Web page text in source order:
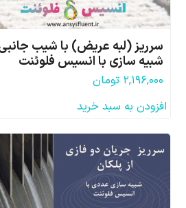
سرریز (لبه عریض) با شیب
شبیه سازی با انسیس فلوئنت
۲,۱۹۶,۰۰۰ تومان
افزودن به سبد خرید